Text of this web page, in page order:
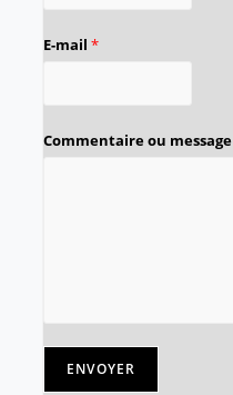
E-mail *
Commentaire ou message
ENVOYER